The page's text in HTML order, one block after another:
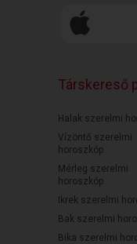
Társkereső
Halak szerelmi
Vízöntő szerelmi
horoszkóp
Mérleg szerelmi
horoszkóp
Ikrek szerelmi
Bak szerelmi
Bika szerelmi